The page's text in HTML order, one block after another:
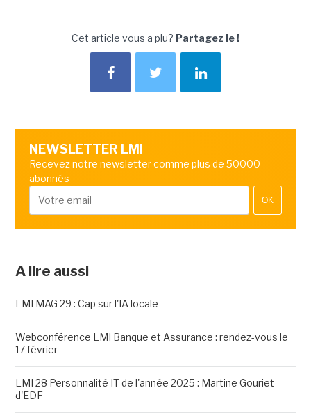
Cet article vous a plu? Partagez le !
NEWSLETTER LMI
Recevez notre newsletter comme plus de 50000
abonnés
OK
A lire aussi
LMI MAG 29 : Cap sur l'IA locale
Webconférence LMI Banque et Assurance : rendez-vous le
17 février
LMI 28 Personnalité IT de l'année 2025 : Martine Gouriet
d'EDF